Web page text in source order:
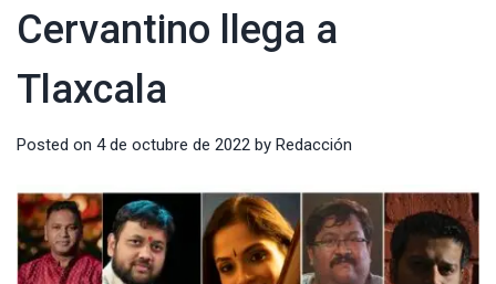
Cervantino llega a
Tlaxcala
Posted on 4 de octubre de 2022 by Redacción